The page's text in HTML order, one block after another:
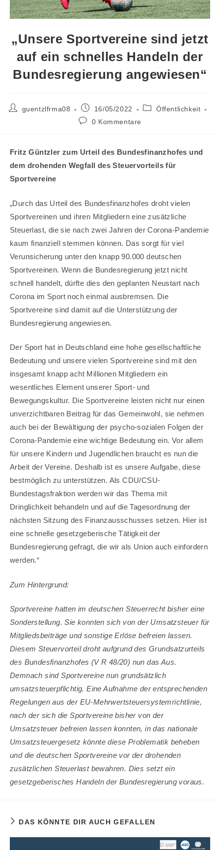
„Unsere Sportvereine sind jetzt
auf ein schnelles Handeln der
Bundesregierung angewiesen“
Beitrags-
guentzlfrma08
Beitrag
veröffentlicht:
16/05/2022
Beitrags-
Öffentlichkeit
Beitrags-
0 Kommentare
Fritz Güntzler zum Urteil des Bundesfinanzhofes und
dem drohenden Wegfall des Steuervorteils für
Sportvereine
„Durch das Urteil des Bundesfinanzhofes droht vielen
Sportvereinen und ihren Mitgliedern eine zusätzliche
Steuerlast, die sie nach zwei Jahren der Corona-Pandemie
kaum finanziell stemmen können. Das sorgt für viel
Verunsicherung unter den knapp 90.000 deutschen
Sportvereinen. Wenn die Bundesregierung jetzt nicht
schnell handelt, dürfte dies den geplanten Neustart nach
Corona im Sport noch einmal ausbremsen. Die
Sportvereine sind damit auf die Unterstützung der
Bundesregierung angewiesen.
Der Sport hat in Deutschland eine hohe gesellschaftliche
Bedeutung und unsere vielen Sportvereine sind mit den
insgesamt knapp acht Millionen Mitgliedern ein
wesentliches Element unserer Sport- und
Bewegungskultur. Die Sportvereine leisten nicht nur einen
unverzichtbaren Beitrag für das Gemeinwohl, sie nehmen
auch bei der Bewältigung der psycho-sozialen Folgen der
Corona-Pandemie eine wichtige Bedeutung ein. Vor allem
für unsere Kindern und Jugendlichen braucht es nun die
Arbeit der Vereine. Deshalb ist es unsere Aufgabe, diese
bestmöglich zu unterstützen. Als CDU/CSU-
Bundestagsfraktion werden wir das Thema mit
Dringlichkeit behandeln und auf die Tagesordnung der
nächsten Sitzung des Finanzausschusses setzen. Hier ist
eine schnelle gesetzgeberische Tätigkeit der
Bundesregierung gefragt, die wir als Union auch einfordern
werden.“
Zum Hintergrund:
Sportvereine hatten im deutschen Steuerrecht bisher eine
Sonderstellung. Sie konnten sich von der Umsatzsteuer für
Mitgliedsbeiträge und sonstige Erlöse befreien lassen.
Diesem Steuervorteil droht aufgrund des Grundsatzurteils
des Bundesfinanzhofes (V R 48/20) nun das Aus.
Demnach sind Sportvereine nun grundsätzlich
umsatzsteuerpflichtig. Eine Aufnahme der entsprechenden
Regelungen aus der EU-Mehrwertsteuersystemrichtlinie,
nach der sich die Sportvereine bisher von der
Umsatzsteuer befreien lassen konnten, in das nationale
Umsatzsteuergesetz könnte diese Problematik beheben
und die deutschen Sportvereine vor der drohenden
zusätzlichen Steuerlast bewahren. Dies setzt ein
gesetzgeberisches Handeln der Bundesregierung voraus.
DAS KÖNNTE DIR AUCH GEFALLEN